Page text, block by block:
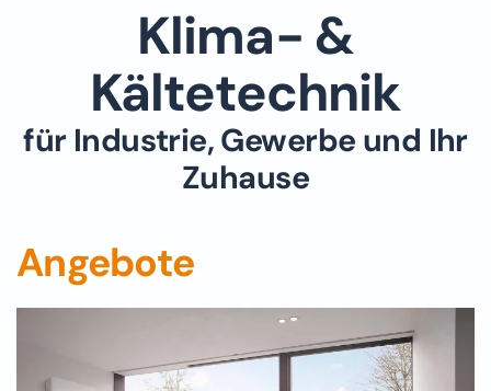
Klima- &
Kältetechnik
für Industrie, Gewerbe und Ihr
Zuhause
Angebote